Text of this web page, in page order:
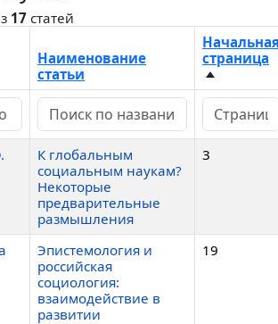
17 статей
Наименование
статьи
страница
К глобальным
социальным наукам?
Некоторые
предварительные
размышления
3
Эпистемология и
российская
социология:
взаимодействие в
развитии
19